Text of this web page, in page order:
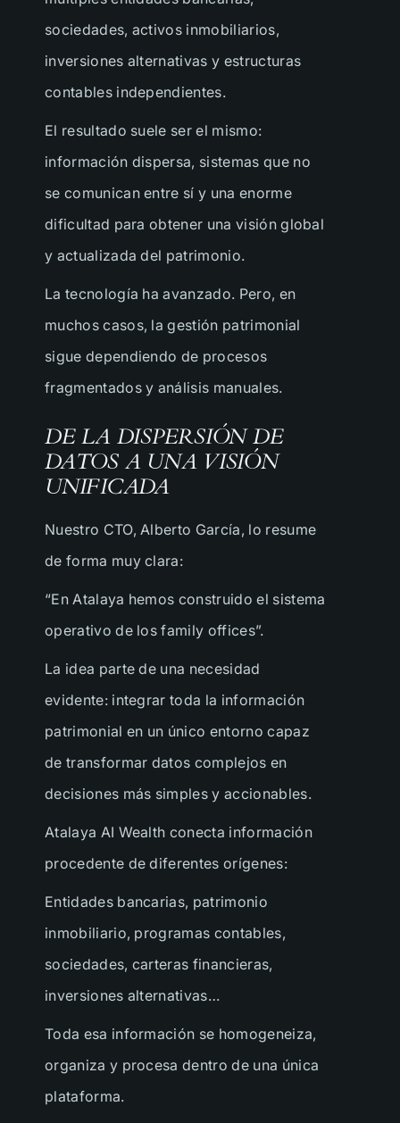
sociedades, activos inmobiliarios,
inversiones alternativas y estructuras
contables independientes.
El resultado suele ser el mismo:
información dispersa, sistemas que no
se comunican entre sí y una enorme
dificultad para obtener una visión global
y actualizada del patrimonio.
La tecnología ha avanzado. Pero, en
muchos casos, la gestión patrimonial
sigue dependiendo de procesos
fragmentados y análisis manuales.
DE LA DISPERSIÓN DE
DATOS A UNA VISIÓN
UNIFICADA
Nuestro CTO, Alberto García, lo resume
de forma muy clara:
“En Atalaya hemos construido el sistema
operativo de los family offices”.
La idea parte de una necesidad
evidente: integrar toda la información
patrimonial en un único entorno capaz
de transformar datos complejos en
decisiones más simples y accionables.
Atalaya AI Wealth conecta información
procedente de diferentes orígenes:
Entidades bancarias, patrimonio
inmobiliario, programas contables,
sociedades, carteras financieras,
inversiones alternativas…
Toda esa información se homogeneiza,
organiza y procesa dentro de una única
plataforma.